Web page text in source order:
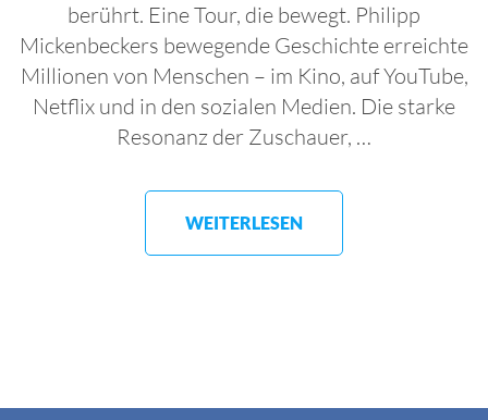
berührt. Eine Tour, die bewegt. Philipp
Mickenbeckers bewegende Geschichte erreichte
Millionen von Menschen – im Kino, auf YouTube,
Netflix und in den sozialen Medien. Die starke
Resonanz der Zuschauer, …
WEITERLESEN